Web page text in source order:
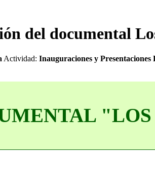
del documental
Actividad: Inauguraciones y Presentaciones